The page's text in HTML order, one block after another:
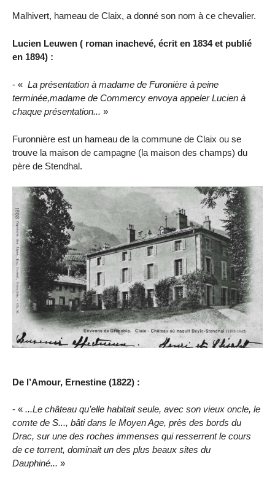
Malhivert, hameau de Claix, a donné son nom à ce chevalier.
Lucien Leuwen ( roman inachevé, écrit en 1834 et publié
en 1894) :
- « La présentation à madame de Furonière à peine
terminée,madame de Commercy envoya appeler Lucien à
chaque présentation... »
Furonnière est un hameau de la commune de Claix ou se
trouve la maison de campagne (la maison des champs) du
père de Stendhal.
De l’Amour, Ernestine (1822) :
- « ...Le château qu’elle habitait seule, avec son vieux oncle, le
comte de S..., bâti dans le Moyen Age, près des bords du
Drac, sur une des roches immenses qui resserrent le cours
de ce torrent, dominait un des plus beaux sites du
Dauphiné... »